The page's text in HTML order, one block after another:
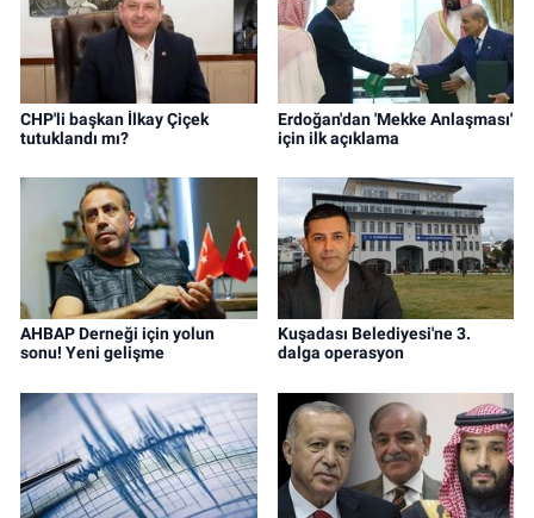
CHP'li başkan İlkay Çiçek
tutuklandı mı?
Erdoğan'dan 'Mekke Anlaşması'
için ilk açıklama
AHBAP Derneği için yolun
sonu! Yeni gelişme
Kuşadası Belediyesi'ne 3.
dalga operasyon